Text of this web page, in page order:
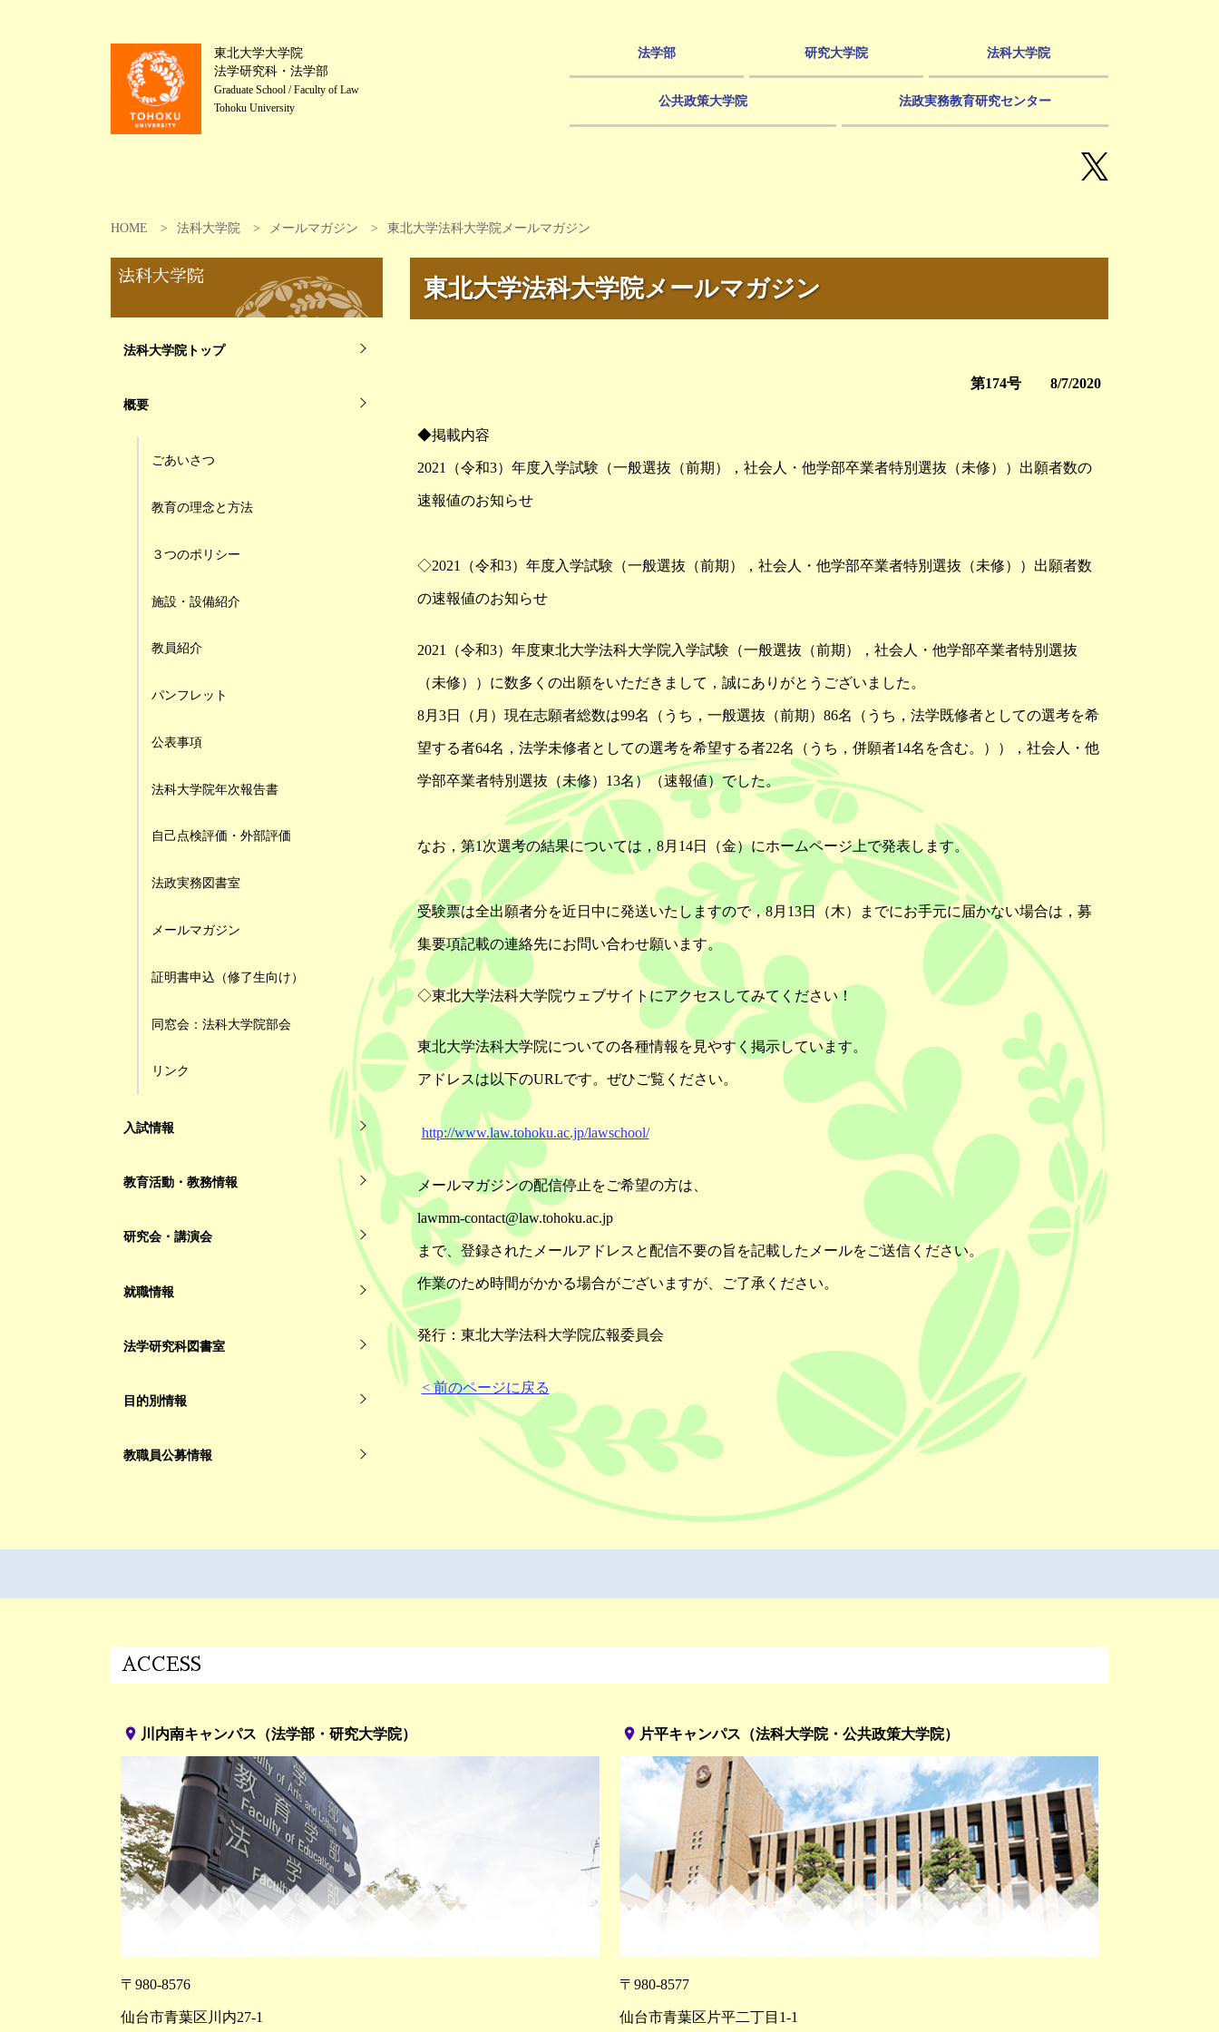
東北大学大学院
法学研究科・法学部
Graduate School / Faculty of Law
Tohoku University
法学部 研究大学院 法科大学院
公共政策大学院 法政実務教育研究センター
HOME 法科大学院 メールマガジン 東北大学法科大学院メールマガジン
東北大学法科大学院メールマガジン
第174号 8/7/2020
◆掲載内容
2021（令和3）年度入学試験（一般選抜（前期），社会人・他学部卒業者特別選抜（未修））出願者数の
速報値のお知らせ
◇2021（令和3）年度入学試験（一般選抜（前期），社会人・他学部卒業者特別選抜（未修））出願者数
の速報値のお知らせ
2021（令和3）年度東北大学法科大学院入学試験（一般選抜（前期），社会人・他学部卒業者特別選抜
（未修））に数多くの出願をいただきまして，誠にありがとうございました。
8月3日（月）現在志願者総数は99名（うち，一般選抜（前期）86名（うち，法学既修者としての選考を希
望する者64名，法学未修者としての選考を希望する者22名（うち，併願者14名を含む。）），社会人・他
学部卒業者特別選抜（未修）13名）（速報値）でした。
なお，第1次選考の結果については，8月14日（金）にホームページ上で発表します。
受験票は全出願者分を近日中に発送いたしますので，8月13日（木）までにお手元に届かない場合は，募
集要項記載の連絡先にお問い合わせ願います。
◇東北大学法科大学院ウェブサイトにアクセスしてみてください！
東北大学法科大学院についての各種情報を見やすく掲示しています。
アドレスは以下のURLです。ぜひご覧ください。
http://www.law.tohoku.ac.jp/lawschool/
メールマガジンの配信停止をご希望の方は、
lawmm-contact@law.tohoku.ac.jp
まで、登録されたメールアドレスと配信不要の旨を記載したメールをご送信ください。
作業のため時間がかかる場合がございますが、ご了承ください。
発行：東北大学法科大学院広報委員会
< 前のページに戻る
法科大学院
法科大学院トップ
概要
ごあいさつ
教育の理念と方法
３つのポリシー
施設・設備紹介
教員紹介
パンフレット
公表事項
法科大学院年次報告書
自己点検評価・外部評価
法政実務図書室
メールマガジン
証明書申込（修了生向け）
同窓会：法科大学院部会
リンク
入試情報
教育活動・教務情報
研究会・講演会
就職情報
法学研究科図書室
目的別情報
教職員公募情報
ACCESS
place 川内南キャンパス（法学部・研究大学院）
〒980-8576
仙台市青葉区川内27-1
place 片平キャンパス（法科大学院・公共政策大学院）
〒980-8577
仙台市青葉区片平二丁目1-1